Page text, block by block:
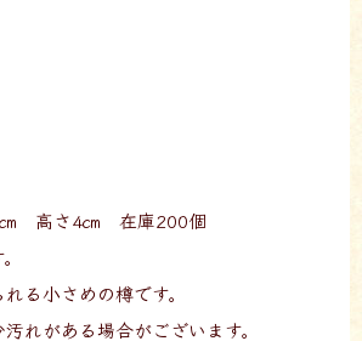
㎝ 高さ4㎝ 在庫200個
る小さめの樽です。
れがある場合がございます。